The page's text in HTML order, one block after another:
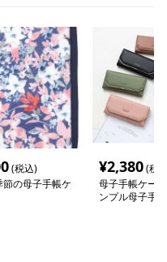
(税込)
節の母子手帳ケ
¥2,380(税
母子手帳ケー
ンプル母子手